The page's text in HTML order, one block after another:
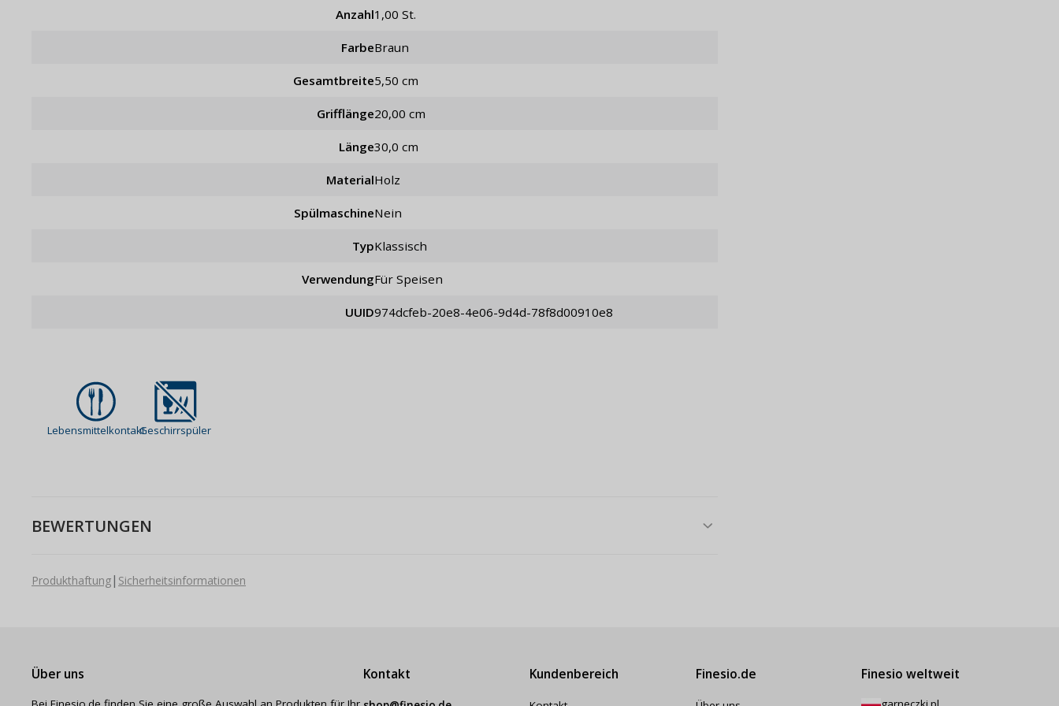
Anzahl 1,00 St.
Farbe Braun
Gesamtbreite 5,50 cm
Grifflänge 20,00 cm
Länge 30,0 cm
Material Holz
Spülmaschine Nein
Typ klassisch
Verwendung für Speisen
UUID 974dcfeb-20e8-4e06-9d4d-78f8d00910e8
LebensmittelkontaktGeschirrspüler
BEWERTUNGEN
Produkthaftung| Sicherheitsinformationen
Über uns Kontakt Kundenbereich Finesio.de Finesio weltweit